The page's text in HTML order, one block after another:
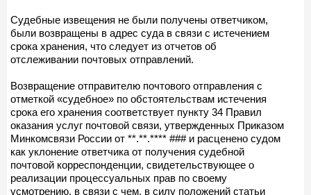
Судебные извещения не были получены ответчиком,
были возвращены в адрес суда в связи с истечением
срока хранения, что следует из отчетов об
отслеживании почтовых отправлений.
Возвращение отправителю почтового отправления с
отметкой «судебное» по обстоятельствам истечения
срока его хранения соответствует пункту 34 Правил
оказания услуг почтовой связи, утвержденных Приказом
Минкомсвязи России от **.**.**** ### и расценено судом
как уклонение ответчика от получения судебной
почтовой корреспонденции, свидетельствующее о
реализации процессуальных прав по своему
усмотрению, в связи с чем, в силу положений статьи